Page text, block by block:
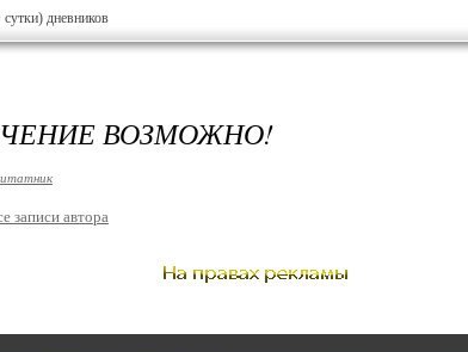
сутки) дневников
ВОЗМОЖНО!
записи автора